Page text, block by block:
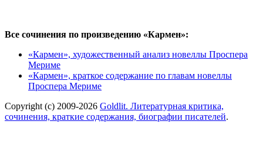
Все сочинения по произведению «Кармен»:
«Кармен», художественный анализ новеллы Проспера
Мериме
«Кармен», краткое содержание по главам новеллы
Проспера Мериме
Copyright (c) 2009-2026 Goldlit. Литературная критика,
сочинения, краткие содержания, биографии писателей.